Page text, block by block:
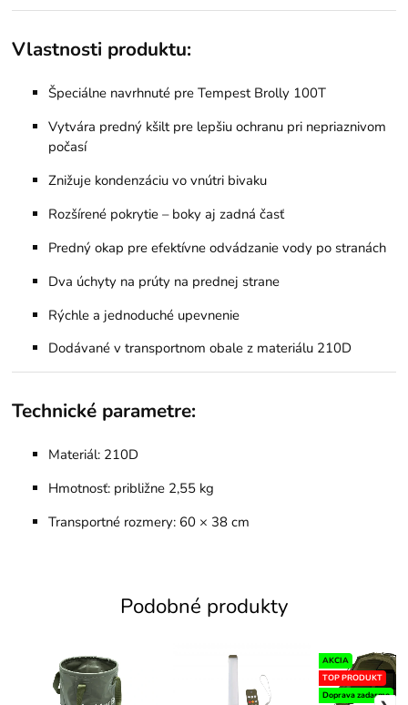
Vlastnosti produktu:
Špeciálne navrhnuté pre Tempest Brolly 100T
Vytvára predný kšilt pre lepšiu ochranu pri nepriaznivom
počasí
Znižuje kondenzáciu vo vnútri bivaku
Rozšírené pokrytie – boky aj zadná časť
Predný okap pre efektívne odvádzanie vody po stranách
Dva úchyty na prúty na prednej strane
Rýchle a jednoduché upevnenie
Dodávané v transportnom obale z materiálu 210D
Technické parametre:
Materiál: 210D
Hmotnosť: približne 2,55 kg
Transportné rozmery: 60 × 38 cm
Podobné produkty
AKCIA
TOP PRODUKT
Doprava zadarmo